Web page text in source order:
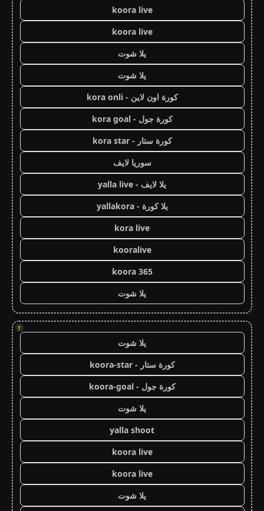
koora live
koora live
يلا شوت
يلا شوت
كورة اون لاين - kora onli
كورة جول - kora goal
كورة ستار - kora star
سوريا لايف
يلا لايف - yalla live
يلا كورة - yallakora
kora live
kooralive
koora 365
يلا شوت
!
يلا شوت
كورة ستار - koora-star
كورة جول - koora-goal
يلا شوت
yalla shoot
koora live
koora live
يلا شوت